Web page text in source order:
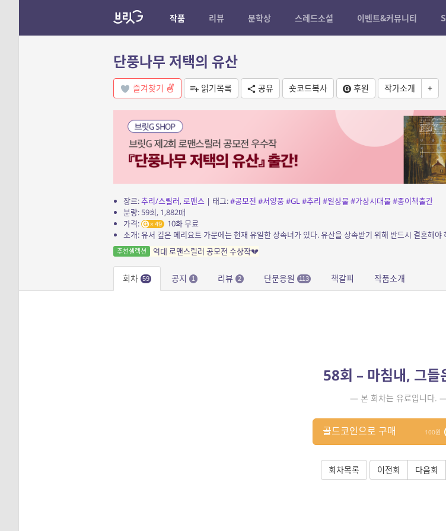
작품 리뷰 문학상 스레드소설 이벤트&커뮤니티
단풍나무 저택의 유산
즐겨찾기 읽기목록 공유 숏코드복사 후원 작가소개 +
장르:추리/스릴러, 로맨스| 태그:#공모전 #서양풍#GL#추리 #일상물#가상시대물#종이책출간
분량: 59회, 1,882매
가격:
49
10화 무료
추천셀렉션 역대 로맨스릴러 공모전 수상작💔
회차 59 공지 1 리뷰 2 단문응원 113 책갈피 작품소개
58회 – 마침내, 그들
— 본 회차는 유료입니다.
100
골드코인으로 구매
회차목록 이전회 다음회